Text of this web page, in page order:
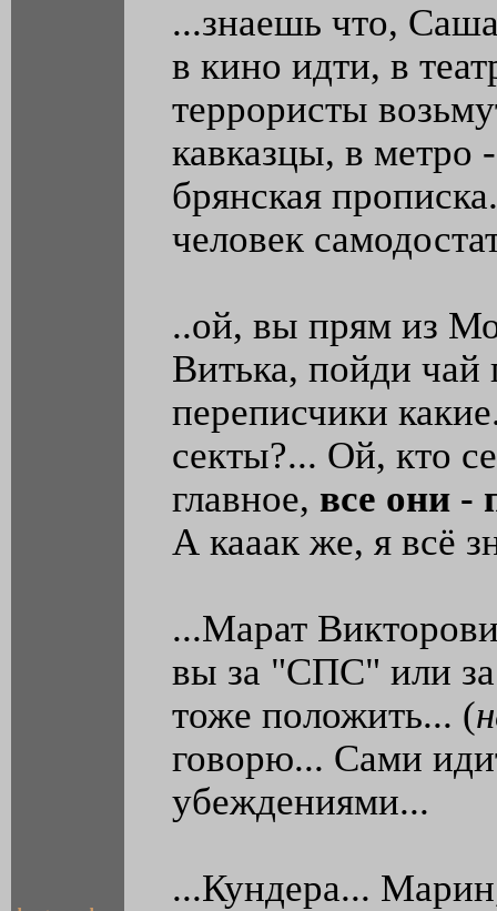
...знаешь что,
в кино идти, в
террористы
кавказцы, в метро
брянская
человек
..ой, вы прям из
Витька, пойди
переписчики
секты?... Ой, кто
главное, все они -
А кааак же, я всё
...Марат
вы за "СПС" или
тоже положить... (
говорю... Сами
убеждениями...
...Кундера...